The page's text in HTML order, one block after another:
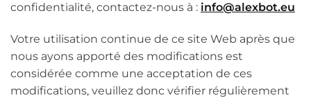
confidentialité, contactez-nous à : info@alexbot.eu
Votre utilisation continue de ce site Web après que
nous ayons apporté des modifications est
considérée comme une acceptation de ces
modifications, veuillez donc vérifier régulièrement